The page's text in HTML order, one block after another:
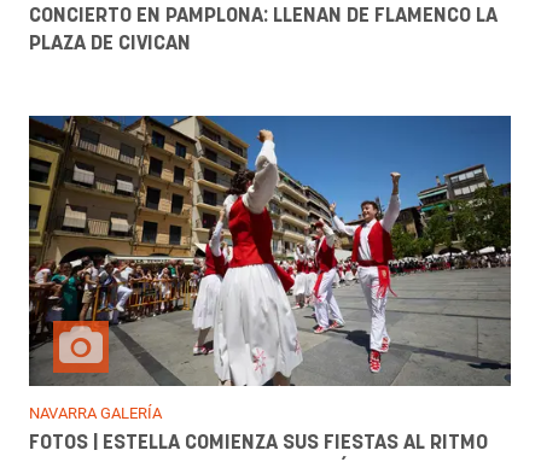
CONCIERTO EN PAMPLONA: LLENAN DE FLAMENCO LA
PLAZA DE CIVICAN
NAVARRA GALERÍA
FOTOS | ESTELLA COMIENZA SUS FIESTAS AL RITMO